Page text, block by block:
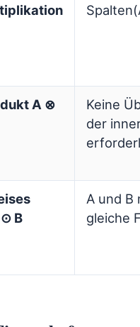
A ⊗
Keine
der
B
A und B
gleiche